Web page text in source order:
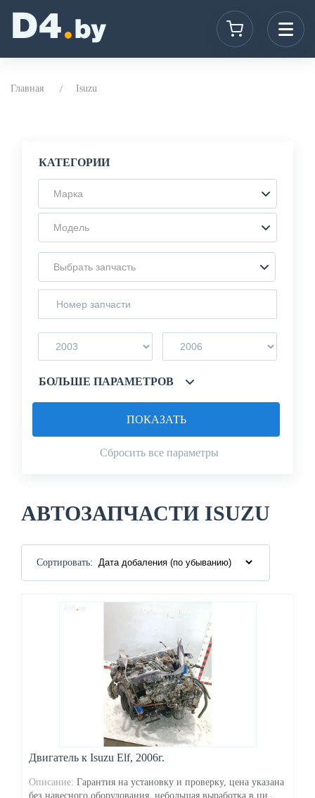
Главная Isuzu
КАТЕГОРИИ
Марка
Модель
Выбрать запчасть
БОЛЬШЕ ПАРАМЕТРОВ
Сбросить все параметры
ПОКАЗАТЬ
АВТОЗАПЧАСТИ ISUZU
Сортировать:
Двигатель к Isuzu Elf, 2006г.
Описание: Гарантия на установку и проверку, цена указана
без навесного оборудования, небольшая выработка в ци..